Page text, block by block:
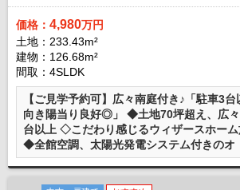
価格： 4,980万円
土地：233.43m²
建物：126.68m²
間取：4SLDK
【ご見学予約可】広々南庭付き♪「駐車3
向き陽当り良好◎」 ◆土地70坪超え、広
台以上 ◇こだわり感じるウィザースホー
◆全館空調、太陽光発電システム付きのオ